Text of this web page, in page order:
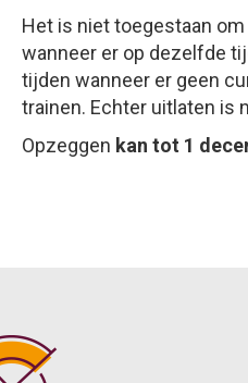
Het is niet toegestaan
wanneer er op dezelfde
tijden wanneer er geen
trainen. Echter uitlaten is
Opzeggen kan tot 1